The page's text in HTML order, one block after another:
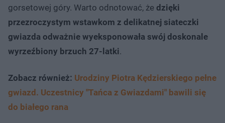
gorsetowej góry. Warto odnotować, że dzięki
przezroczystym wstawkom z delikatnej siateczki
gwiazda odważnie wyeksponowała swój doskonale
wyrzeźbiony brzuch 27-latki.
Zobacz również: Urodziny Piotra Kędzierskiego pełne
gwiazd. Uczestnicy "Tańca z Gwiazdami" bawili się
do białego rana